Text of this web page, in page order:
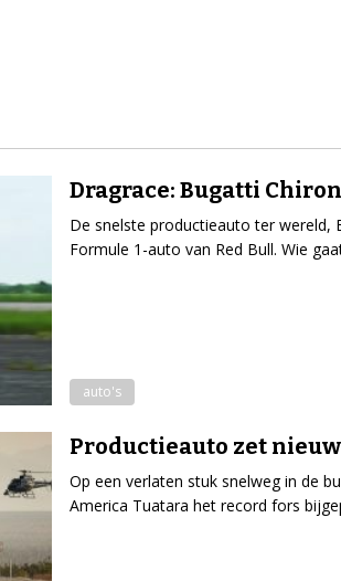
Dragrace: Bugatti
De snelste productieauto ter wereld,
Formule 1-auto van Red Bull. Wie
auto's
Productieauto zet
Op een verlaten stuk snelweg in de
America Tuatara het record fors